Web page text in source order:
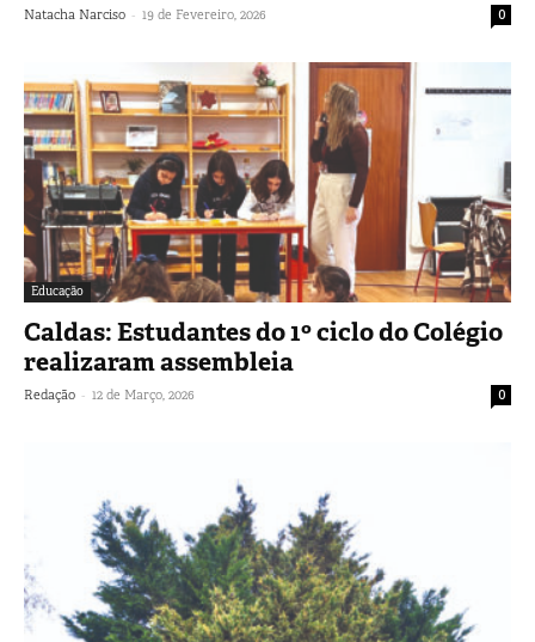
Natacha Narciso - 19 de Fevereiro, 2026 0
Educação
Caldas: Estudantes do 1º ciclo do Colégio
realizaram assembleia
Redação - 12 de Março, 2026 0